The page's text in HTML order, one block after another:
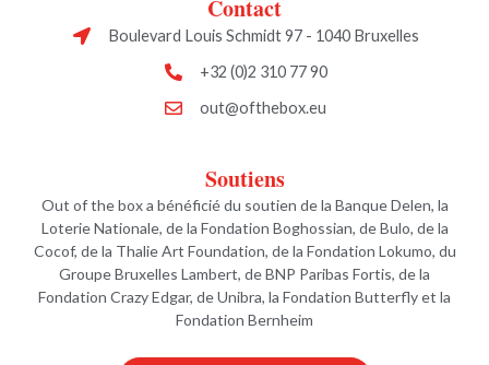
Contact
Boulevard Louis Schmidt 97 - 1040 Bruxelles
+32 (0)2 310 77 90
out@ofthebox.eu
Soutiens
Out of the box a bénéficié du soutien de la Banque Delen, la
Loterie Nationale, de la Fondation Boghossian, de Bulo, de la
Cocof, de la Thalie Art Foundation, de la Fondation Lokumo, du
Groupe Bruxelles Lambert, de BNP Paribas Fortis, de la
Fondation Crazy Edgar, de Unibra, la Fondation Butterfly et la
Fondation Bernheim